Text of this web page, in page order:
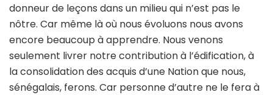
donneur de leçons dans un milieu qui n’est pas le
nôtre. Car même là où nous évoluons nous avons
encore beaucoup à apprendre. Nous venons
seulement livrer notre contribution à l’édification, à
la consolidation des acquis d’une Nation que nous,
sénégalais, ferons. Car personne d’autre ne le fera à